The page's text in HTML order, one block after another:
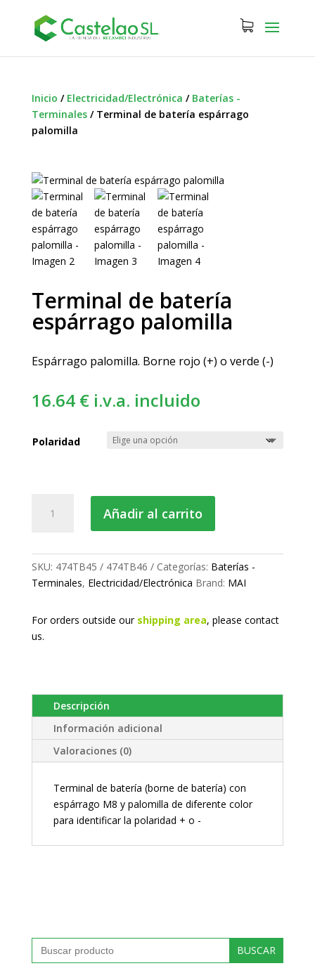
Inicio / Electricidad/Electrónica / Baterías -
Terminales/ Terminal de batería espárrago
palomilla
Terminal de batería
espárrago palomilla
Espárrago palomilla. Borne rojo (+) o verde (-)
16.64 € i.v.a. incluido
Polaridad
palomilla
cantidad
Añadir al carrito
SKU: 474TB45 / 474TB46 Categorías: Baterías -
Terminales, Electricidad/Electrónica Brand: MAI
For orders outside our shipping area, please contact
us.
Descripción
Información adicional
Valoraciones (0)
Terminal de batería (borne de batería) con
espárrago M8 y palomilla de diferente color
para identificar la polaridad + o -
Buscar: